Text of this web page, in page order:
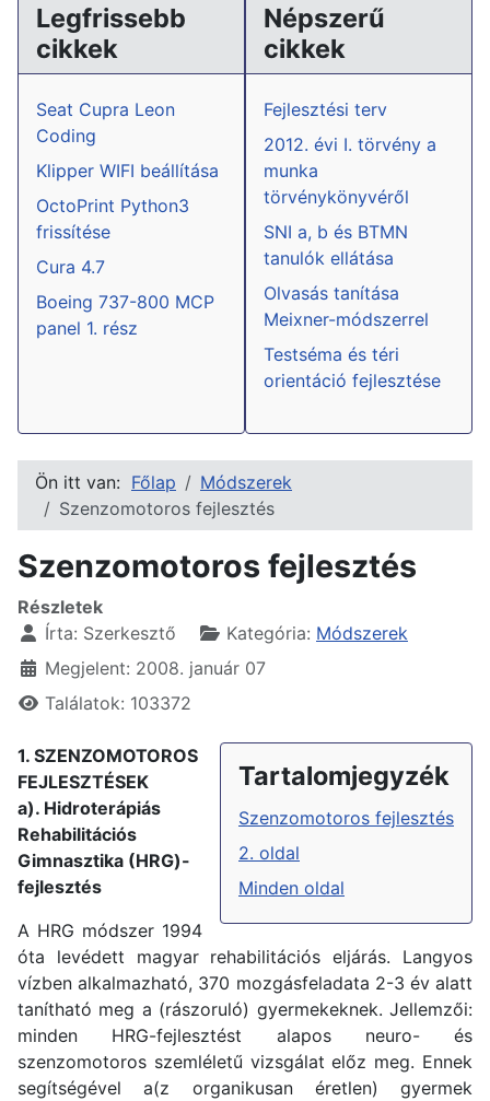
Legfrissebb
cikkek
Seat Cupra Leon
Coding
Klipper WIFI beállítása
OctoPrint Python3
frissítése
Cura 4.7
Boeing 737-800 MCP
panel 1. rész
Népszerű
cikkek
Fejlesztési terv
2012. évi I. törvény a
munka
törvénykönyvéről
SNI a, b és BTMN
tanulók ellátása
Olvasás tanítása
Meixner-módszerrel
Testséma és téri
orientáció fejlesztése
Ön itt van: Főlap
Módszerek
Szenzomotoros fejlesztés
Szenzomotoros fejlesztés
Részletek
Írta: Szerkesztő Kategória: Módszerek
Megjelent: 2008. január 07
Találatok: 103372
Tartalomjegyzék
Szenzomotoros fejlesztés
2. oldal
Minden oldal
1. SZENZOMOTOROS
FEJLESZTÉSEK
a). Hidroterápiás
Rehabilitációs
Gimnasztika (HRG)-
fejlesztés
A HRG módszer 1994
óta levédett magyar rehabilitációs eljárás. Langyos
vízben alkalmazható, 370 mozgásfeladata 2-3 év alatt
tanítható meg a (rászoruló) gyermekeknek. Jellemzői:
minden HRG-fejlesztést alapos neuro- és
szenzomotoros szemléletű vizsgálat előz meg. Ennek
segítségével a(z organikusan éretlen) gyermek